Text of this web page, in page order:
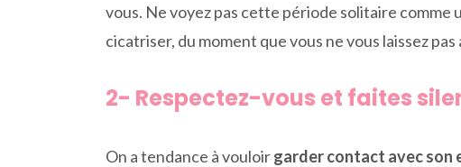
vous. Ne voyez pas cette période solitaire
cicatriser, du moment que vous ne vous laissez
2- Respectez-vous et faites
On a tendance à vouloirgarder contact avec son